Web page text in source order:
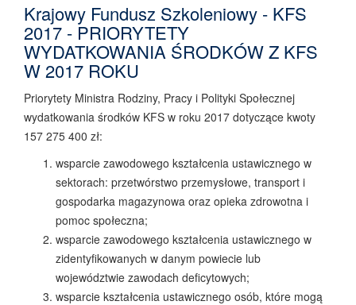
Krajowy Fundusz Szkoleniowy - KFS
2017 - PRIORYTETY
WYDATKOWANIA ŚRODKÓW Z KFS
W 2017 ROKU
Priorytety Ministra Rodziny, Pracy i Polityki Społecznej
wydatkowania środków KFS w roku 2017 dotyczące kwoty
157 275 400 zł:
wsparcie zawodowego kształcenia ustawicznego w
sektorach: przetwórstwo przemysłowe, transport i
gospodarka magazynowa oraz opieka zdrowotna i
pomoc społeczna;
wsparcie zawodowego kształcenia ustawicznego w
zidentyfikowanych w danym powiecie lub
województwie zawodach deficytowych;
wsparcie kształcenia ustawicznego osób, które mogą